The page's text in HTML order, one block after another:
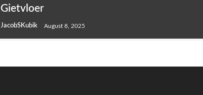
Gietvloer
JacobSKubik August 8, 2025